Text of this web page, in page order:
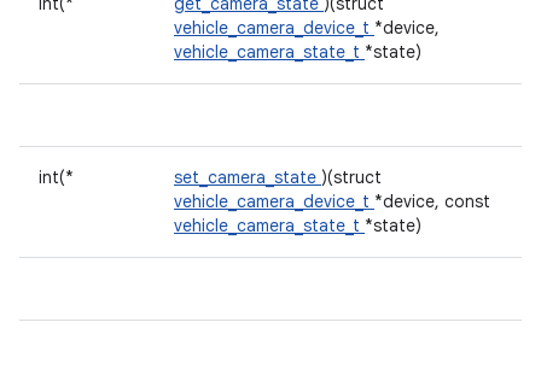
vehicle_camera_device_t *device,
vehicle_camera_state_t *state)
int(* set_camera_state )(struct
vehicle_camera_device_t *device, const
vehicle_camera_state_t *state)